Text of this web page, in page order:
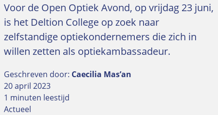
Voor de Open Optiek Avond, op vrijdag 23 juni,
is het Deltion College op zoek naar
zelfstandige optiekondernemers die zich in
willen zetten als optiekambassadeur.
Geschreven door: Caecilia Mas’an
20 april 2023
1 minuten leestijd
Actueel